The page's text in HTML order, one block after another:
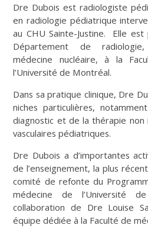
Dre Dubois est radiologiste
en radiologie pédiatrique
au CHU Sainte-Justine. Elle
Département de
médecine nucléaire, à la
l’Université de Montréal.
Dans sa pratique clinique, Dre
niches particulières,
diagnostic et de la thérapie non
vasculaires pédiatriques.
Dre Dubois a d’importantes
de l’enseignement, la plus
comité de refonte du
médecine de l’Université
collaboration de Dre Louise
équipe dédiée à la Faculté de